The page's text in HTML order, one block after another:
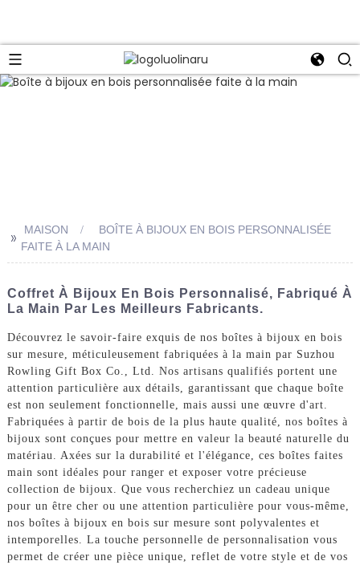
>> MAISON
BOÎTE À BIJOUX EN BOIS PERSONNALISÉE
FAITE À LA MAIN
Coffret À Bijoux En Bois Personnalisé, Fabriqué À
La Main Par Les Meilleurs Fabricants.
Découvrez le savoir-faire exquis de nos boîtes à bijoux en bois
sur mesure, méticuleusement fabriquées à la main par Suzhou
Rowling Gift Box Co., Ltd. Nos artisans qualifiés portent une
attention particulière aux détails, garantissant que chaque boîte
est non seulement fonctionnelle, mais aussi une œuvre d'art.
Fabriquées à partir de bois de la plus haute qualité, nos boîtes à
bijoux sont conçues pour mettre en valeur la beauté naturelle du
matériau. Axées sur la durabilité et l'élégance, ces boîtes faites
main sont idéales pour ranger et exposer votre précieuse
collection de bijoux. Que vous recherchiez un cadeau unique
pour un être cher ou une attention particulière pour vous-même,
nos boîtes à bijoux en bois sur mesure sont polyvalentes et
intemporelles. La touche personnelle de personnalisation vous
permet de créer une pièce unique, reflet de votre style et de vos